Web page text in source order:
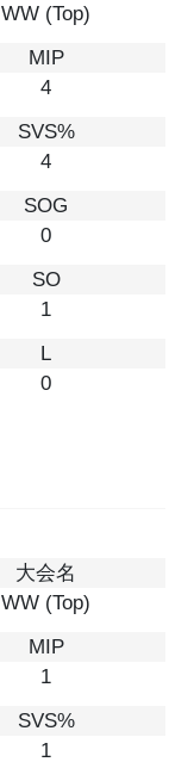
WW (Top)
4
4
0
1
0
WW (Top)
1
1